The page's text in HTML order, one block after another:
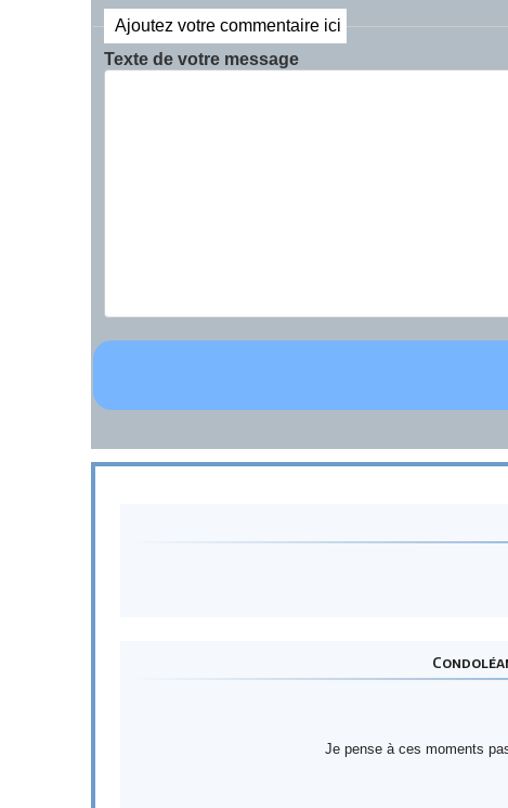
Ajoutez votre commentaire ici
Texte de votre message
Je pense à ces moments